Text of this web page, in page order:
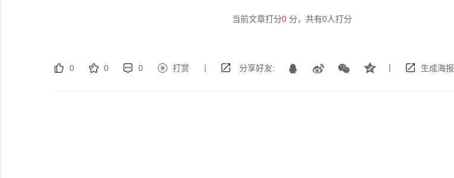
当前文章打分0 分，共有0人打分
0 0 0 打赏 | 分享好友: | 生成海报